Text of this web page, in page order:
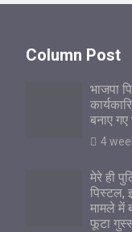
Column Post
भाजपा
बनाए गए
4
मेरे ही
पिस्टल,
मामले में
फूटा